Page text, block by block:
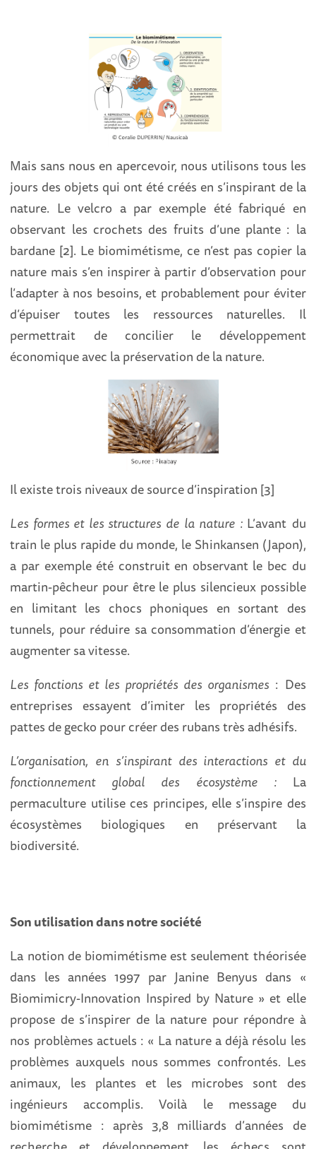
Mais sans nous en apercevoir, nous utilisons tous les
jours des objets qui ont été créés en s’inspirant de la
nature. Le velcro a par exemple été fabriqué en
observant les crochets des fruits d’une plante : la
bardane [2]. Le biomimétisme, ce n’est pas copier la
nature mais s’en inspirer à partir d’observation pour
l’adapter à nos besoins, et probablement pour éviter
d’épuiser toutes les ressources naturelles. Il
permettrait de concilier le développement
économique avec la préservation de la nature.
Il existe trois niveaux de source d’inspiration [3]
Les formes et les structures de la nature : L’avant du
train le plus rapide du monde, le Shinkansen (Japon),
a par exemple été construit en observant le bec du
martin-pêcheur pour être le plus silencieux possible
en limitant les chocs phoniques en sortant des
tunnels, pour réduire sa consommation d’énergie et
augmenter sa vitesse.
Les fonctions et les propriétés des organismes: Des
entreprises essayent d’imiter les propriétés des
pattes de gecko pour créer des rubans très adhésifs.
L’organisation, en s’inspirant des interactions et du
fonctionnement global des écosystème : La
permaculture utilise ces principes, elle s’inspire des
écosystèmes biologiques en préservant la
biodiversité.
Son utilisation dans notre société
La notion de biomimétisme est seulement théorisée
dans les années 1997 par Janine Benyus dans «
Biomimicry-Innovation Inspired by Nature » et elle
propose de s’inspirer de la nature pour répondre à
nos problèmes actuels : « La nature a déjà résolu les
problèmes auxquels nous sommes confrontés. Les
animaux, les plantes et les microbes sont des
ingénieurs accomplis. Voilà le message du
biomimétisme : après 3,8 milliards d’années de